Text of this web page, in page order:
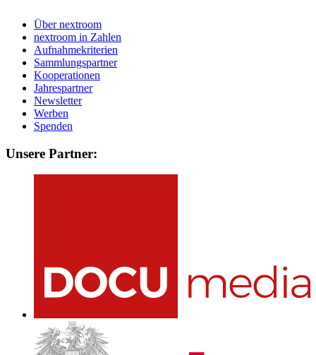
Über nextroom
nextroom in Zahlen
Aufnahmekriterien
Sammlungspartner
Kooperationen
Jahrespartner
Newsletter
Werben
Spenden
Unsere Partner: